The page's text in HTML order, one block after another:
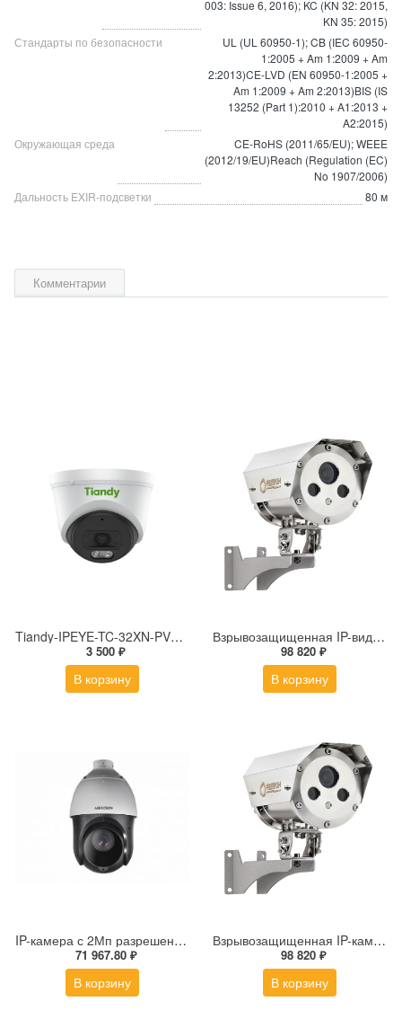
003: Issue 6, 2016); KC (KN 32: 2015,
KN 35: 2015)
Стандарты по безопасности
UL (UL 60950-1); CB (IEC 60950-
1:2005 + Am 1:2009 + Am
2:2013)CE-LVD (EN 60950-1:2005 +
Am 1:2009 + Am 2:2013)BIS (IS
13252 (Part 1):2010 + A1:2013 +
A2:2015)
Окружающая среда
CE-RoHS (2011/65/EU); WEEE
(2012/19/EU)Reach (Regulation (EC)
No 1907/2006)
Дальность EXIR-подсветки
80 м
Комментарии
Tiandy-IPEYE-TC-32XN-PVZ 2Мп купольная «турель» IP камера с фиксированным объективом, серия SPARK со встроенным агентом IPEYE для ПВЗ
3 500 ₽
В корзину
Взрывозащищенная IP-видеокамера Релион Релион-Exd-Н-100-ИК-IP5Мп2.8mm-PoE-МК-TR
98 820 ₽
В корзину
IP-камера с 2Мп разрешением DS-2DE4225IW-DE(S5)
71 967.80 ₽
В корзину
Взрывозащищенная IP-камера Релион Релион-Exd-Н-100-ИК-IP5Мп3.6mm-PoE-МК-TR
98 820 ₽
В корзину